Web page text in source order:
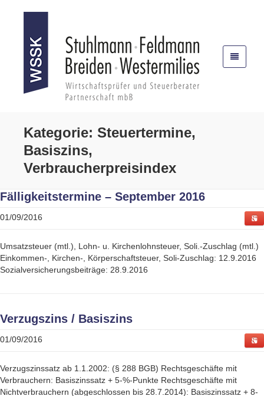
Kategorie: Steuertermine,
Basiszins,
Verbraucherpreisindex
Fälligkeitstermine – September 2016
01/09/2016
Umsatzsteuer (mtl.), Lohn- u. Kirchenlohnsteuer, Soli.-Zuschlag (mtl.)
Einkommen-, Kirchen-, Körperschaftsteuer, Soli-Zuschlag: 12.9.2016
Sozialversicherungsbeiträge: 28.9.2016
Verzugszins / Basiszins
01/09/2016
Verzugszinssatz ab 1.1.2002: (§ 288 BGB) Rechtsgeschäfte mit
Verbrauchern: Basiszinssatz + 5-%-Punkte Rechtsgeschäfte mit
Nichtverbrauchern (abgeschlossen bis 28.7.2014): Basiszinssatz + 8-